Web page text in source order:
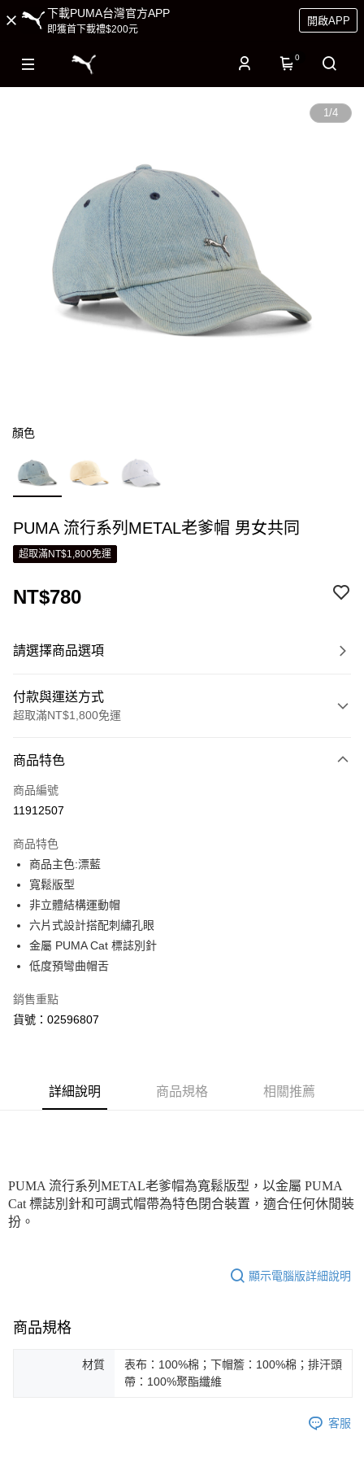
下載PUMA台灣官方APP
即獲首下載禮$200元
開啟APP
0
1/4
顏色
PUMA 流行系列METAL老爹帽 男女共同
超取滿NT$1,800免運
NT$780
請選擇商品選項
付款與運送方式
超取滿NT$1,800免運
信用卡一次付款
LINE Pay
街口支付
悠遊付
Google Pay
貨到付款
付款後全家取貨
每筆NT$100，滿NT$1,800(含以上)免運費
每筆NT$180
商品特色
商品編號
11912507
商品特色
商品主色:漂藍
寬鬆版型
非立體結構運動帽
六片式設計搭配刺繡孔眼
金屬 PUMA Cat 標誌別針
低度預彎曲帽舌
銷售重點
貨號：02596807
詳細說明 商品規格 相關推薦
PUMA 流行系列METAL老爹帽為寬鬆版型，以金屬 PUMA
Cat 標誌別針和可調式帽帶為特色閉合裝置，適合任何休閒裝
扮。
顯示電腦版詳細說明
商品規格
材質
表布：100%棉；下帽簷：100%棉；排汗頭
帶：100%聚酯纖維
客服